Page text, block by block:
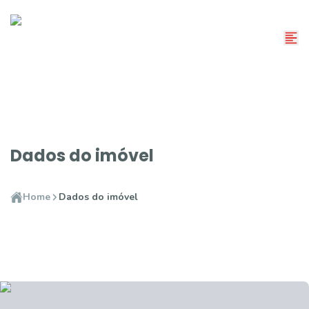
Dados do imóvel
Home Dados do imóvel